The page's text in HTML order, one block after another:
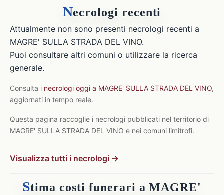
Necrologi recenti
Attualmente non sono presenti necrologi recenti a
MAGRE' SULLA STRADA DEL VINO.
Puoi consultare altri comuni o utilizzare la ricerca
generale.
Consulta i necrologi oggi a MAGRE' SULLA STRADA DEL VINO,
aggiornati in tempo reale.
Questa pagina raccoglie i necrologi pubblicati nel territorio di
MAGRE' SULLA STRADA DEL VINO e nei comuni limitrofi.
Visualizza tutti i necrologi →
Stima costi funerari a MAGRE'